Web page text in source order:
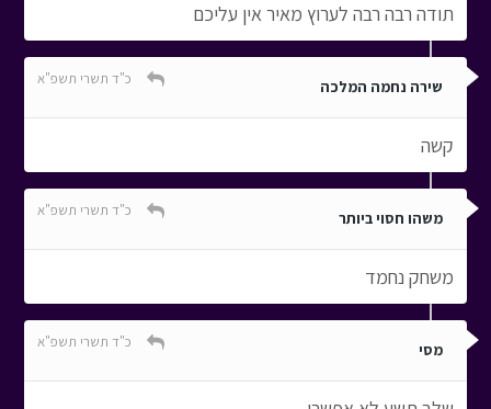
תודה רבה רבה לערוץ מאיר אין עליכם
שירה נחמה המלכה כ"ד תשרי תשפ"א
קשה
משהו חסוי ביותר כ"ד תשרי תשפ"א
משחק נחמד
מסי כ"ד תשרי תשפ"א